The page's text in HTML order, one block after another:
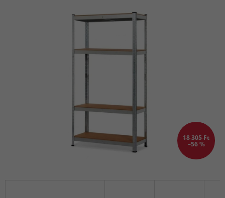
18 305 Ft
–56 %